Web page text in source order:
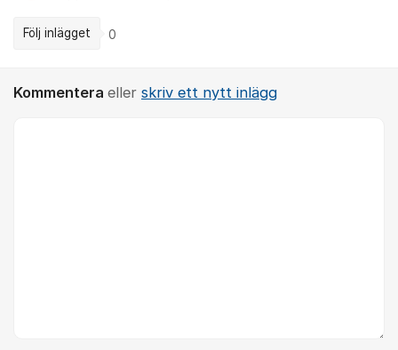
Följ inlägget 0
Kommentera eller skriv ett nytt inlägg